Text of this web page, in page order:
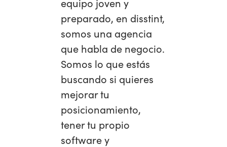
equipo joven y
preparado, en disstint,
somos una agencia
que habla de negocio.
Somos lo que estás
buscando si quieres
mejorar tu
posicionamiento,
tener tu propio
software y